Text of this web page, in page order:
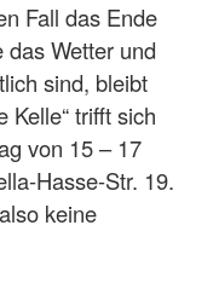
Fall das Ende
Wetter und
sind, bleibt
Kelle“ trifft sich
von 15 – 17
Hasse-Str. 19.
keine